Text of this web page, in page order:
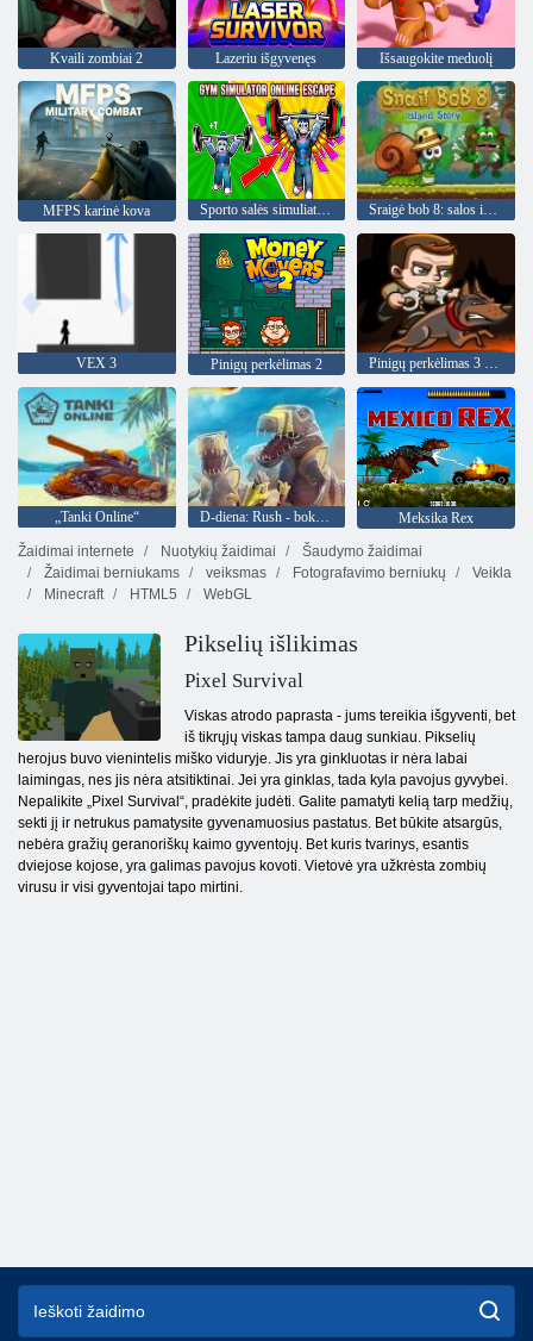
Kvaili zombiai 2 Lazeriu išgyvenęs Išsaugokite meduolį
MFPS karinė kova Sporto salės simuliatorius internetinis pabėgimas Sraigė bob 8: salos istorija
VEX 3 Pinigų perkėlimas 2 Pinigų perkėlimas 3 sargybos pareiga
„Tanki Online“ D-diena: Rush - bokšto gynybos
Meksika Rex
Žaidimai internete
Nuotykių žaidimai
Šaudymo žaidimai
Žaidimai berniukams
veiksmas Fotografavimo berniukų
Veikla
Minecraft
HTML5 WebGL
Pikselių išlikimas
Pixel Survival
Viskas atrodo paprasta - jums tereikia išgyventi, bet
iš tikrųjų viskas tampa daug sunkiau. Pikselių
herojus buvo vienintelis miško viduryje. Jis yra ginkluotas ir nėra labai
laimingas, nes jis nėra atsitiktinai. Jei yra ginklas, tada kyla pavojus gyvybei.
Nepalikite „Pixel Survival“, pradėkite judėti. Galite pamatyti kelią tarp medžių,
sekti jį ir netrukus pamatysite gyvenamuosius pastatus. Bet būkite atsargūs,
nebėra gražių geranoriškų kaimo gyventojų. Bet kuris tvarinys, esantis
dviejose kojose, yra galimas pavojus kovoti. Vietovė yra užkrėsta zombių
virusu ir visi gyventojai tapo mirtini.